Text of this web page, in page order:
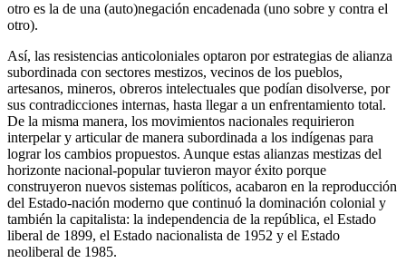
otro es la de una (auto)negación encadenada (uno sobre y contra el
otro).
Así, las resistencias anticoloniales optaron por estrategias de alianza
subordinada con sectores mestizos, vecinos de los pueblos,
artesanos, mineros, obreros intelectuales que podían disolverse, por
sus contradicciones internas, hasta llegar a un enfrentamiento total.
De la misma manera, los movimientos nacionales requirieron
interpelar y articular de manera subordinada a los indígenas para
lograr los cambios propuestos. Aunque estas alianzas mestizas del
horizonte nacional-popular tuvieron mayor éxito porque
construyeron nuevos sistemas políticos, acabaron en la reproducción
del Estado-nación moderno que continuó la dominación colonial y
también la capitalista: la independencia de la república, el Estado
liberal de 1899, el Estado nacionalista de 1952 y el Estado
neoliberal de 1985.